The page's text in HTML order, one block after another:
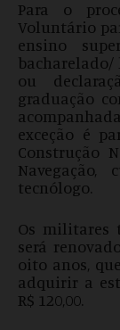
Para o
Voluntário
ensino
ou
graduação
exceção é
Construção
tecnólogo.
Os militares
será
oito anos,
adquirir a
R$ 120,00.